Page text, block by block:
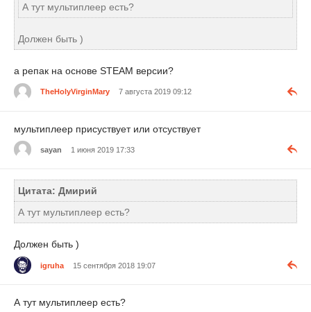
А тут мультиплеер есть?
Должен быть )
а репак на основе STEAM версии?
TheHolyVirginMary 7 августа 2019 09:12
мультиплеер присуствует или отсуствует
sayan 1 июня 2019 17:33
Цитата: Дмирий
А тут мультиплеер есть?
Должен быть )
igruha 15 сентября 2018 19:07
А тут мультиплеер есть?